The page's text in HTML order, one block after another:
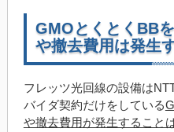
GMOとくとくBB
や撤去費用は発生
フレッツ光回線の設備は
バイダ契約だけをしている
や撤去費用が発生すること